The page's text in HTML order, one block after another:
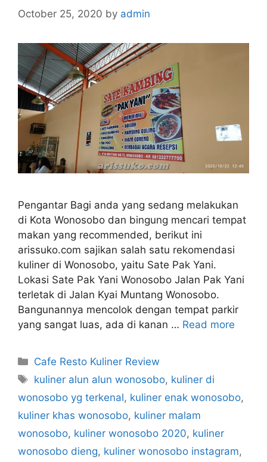
October 25, 2020 by admin
Pengantar Bagi anda yang sedang melakukan
di Kota Wonosobo dan bingung mencari tempat
makan yang recommended, berikut ini
arissuko.com sajikan salah satu rekomendasi
kuliner di Wonosobo, yaitu Sate Pak Yani.
Lokasi Sate Pak Yani Wonosobo Jalan Pak Yani
terletak di Jalan Kyai Muntang Wonosobo.
Bangunannya mencolok dengan tempat parkir
yang sangat luas, ada di kanan … Read more
Categories
Cafe Resto Kuliner Review
Tags
kuliner alun alun wonosobo, kuliner di
wonosobo yg terkenal, kuliner enak wonosobo,
kuliner khas wonosobo, kuliner malam
wonosobo, kuliner wonosobo 2020, kuliner
wonosobo dieng, kuliner wonosobo instagram,